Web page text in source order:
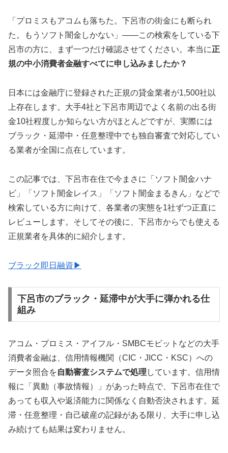
「プロミスもアコムも落ちた。下呂市の街金にも断られ
た。もうソフト闇金しかない」——この検索をしている下
呂市の方に、まず一つだけ確認させてください。本当に正
規の中小消費者金融すべてに申し込みましたか？
日本には金融庁に登録された正規の貸金業者が1,500社以
上存在します。大手4社と下呂市周辺でよく名前の出る街
金10社程度しか知らない方がほとんどですが、実際には
ブラック・延滞中・任意整理中でも独自審査で対応してい
る業者が全国に点在しています。
この記事では、下呂市在住で今まさに「ソフト闇金ハナ
ビ」「ソフト闇金レイス」「ソフト闇金まるきん」などで
検索している方に向けて、各業者の実態を1社ずつ正直に
レビューします。そしてその後に、下呂市からでも使える
正規業者を具体的に紹介します。
ブラック即日融資▶
下呂市のブラック・延滞中が大手に弾かれる仕
組み
アコム・プロミス・アイフル・SMBCモビットなどの大手
消費者金融は、信用情報機関（CIC・JICC・KSC）への
データ照合を自動審査システムで処理 しています。信用情
報に「異動（事故情報）」があった時点で、下呂市在住で
あっても収入や返済能力に関係なく自動否決されます。延
滞・任意整理・自己破産の記録がある限り、大手に申し込
み続けても結果は変わりません。